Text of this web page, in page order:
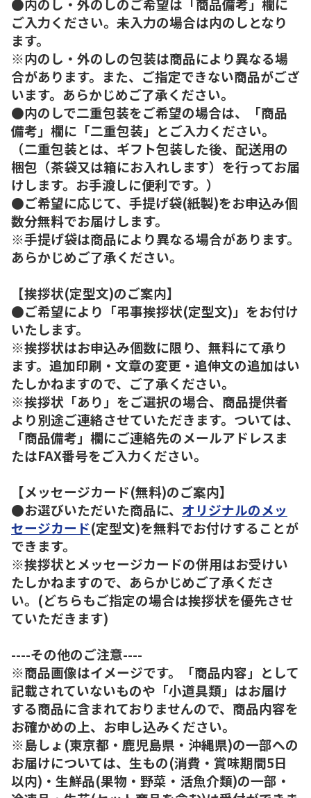
ご入力ください。未入力の場合は内のしとなり
ます。
※内のし・外のしの包装は商品により異なる場
合があります。また、ご指定できない商品がござ
います。あらかじめご了承ください。
●内のしで二重包装をご希望の場合は、「商品
備考」欄に「二重包装」とご入力ください。
（二重包装とは、ギフト包装した後、配送用の
梱包（茶袋又は箱にお入れします）を行ってお届
けします。お手渡しに便利です。）
●ご希望に応じて、手提げ袋(紙製)をお申込み個
数分無料でお届けします。
※手提げ袋は商品により異なる場合があります。
あらかじめご了承ください。
【挨拶状(定型文)のご案内】
●ご希望により「弔事挨拶状(定型文)」をお付け
いたします。
※挨拶状はお申込み個数に限り、無料にて承り
ます。追加印刷・文章の変更・追伸文の追加はい
たしかねますので、ご了承ください。
※挨拶状「あり」をご選択の場合、商品提供者
より別途ご連絡させていただきます。ついては、
「商品備考」欄にご連絡先のメールアドレスま
たはFAX番号をご入力ください。
【メッセージカード(無料)のご案内】
●お選びいただいた商品に、 オリジナルのメッ
セージカード(定型文)を無料でお付けすることが
できます。
※挨拶状とメッセージカードの併用はお受けい
たしかねますので、あらかじめご了承くださ
い。(どちらもご指定の場合は挨拶状を優先させ
ていただきます)
----その他のご注意----
※商品画像はイメージです。「商品内容」として
記載されていないものや「小道具類」はお届け
する商品に含まれておりませんので、商品内容を
お確かめの上、お申し込みください。
※島しょ(東京都・鹿児島県・沖縄県)の一部への
お届けについては、生もの(消費・賞味期間5日
以内)・生鮮品(果物・野菜・活魚介類)の一部・